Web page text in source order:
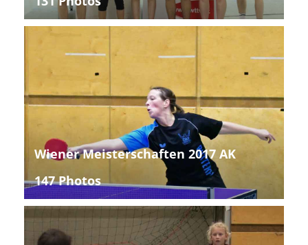
Wiener Meisterschaften 2017 AK
147 Photos